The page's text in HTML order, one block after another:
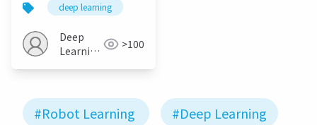
deep learning
Deep
Learning
>100
#Robot Learning #Deep Learning